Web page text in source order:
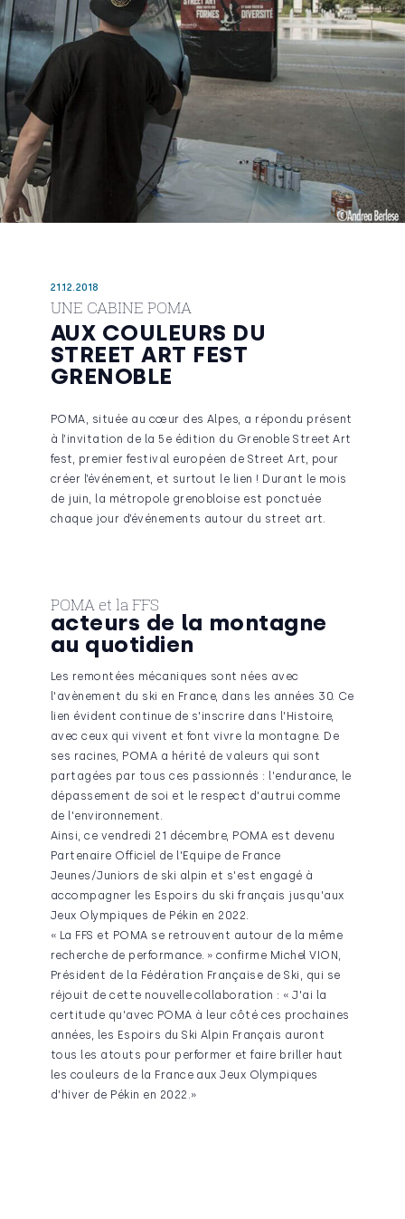
21.12.2018
UNE CABINE POMA
AUX COULEURS DU
STREET ART FEST
GRENOBLE
POMA, située au cœur des Alpes, a répondu présent
à l’invitation de la 5e édition du Grenoble Street Art
fest, premier festival européen de Street Art, pour
créer l’événement, et surtout le lien ! Durant le mois
de juin, la métropole grenobloise est ponctuée
chaque jour d’événements autour du street art.
POMA et la FFS
acteurs de la montagne
au quotidien
Les remontées mécaniques sont nées avec
l'avènement du ski en France, dans les années 30. Ce
lien évident continue de s'inscrire dans l'Histoire,
avec ceux qui vivent et font vivre la montagne. De
ses racines, POMA a hérité de valeurs qui sont
partagées par tous ces passionnés : l'endurance, le
dépassement de soi et le respect d'autrui comme
de l'environnement.
Ainsi, ce vendredi 21 décembre, POMA est devenu
Partenaire Officiel de l'Equipe de France
Jeunes/Juniors de ski alpin et s'est engagé à
accompagner les Espoirs du ski français jusqu'aux
Jeux Olympiques de Pékin en 2022.
« La FFS et POMA se retrouvent autour de la même
recherche de performance. » confirme Michel VION,
Président de la Fédération Française de Ski, qui se
réjouit de cette nouvelle collaboration : « J'ai la
certitude qu'avec POMA à leur côté ces prochaines
années, les Espoirs du Ski Alpin Français auront
tous les atouts pour performer et faire briller haut
les couleurs de la France aux Jeux Olympiques
d'hiver de Pékin en 2022.»